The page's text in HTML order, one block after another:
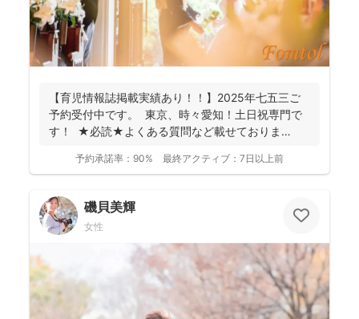
【育児情報誌掲載実績あり！！】2025年七五三ご
予約受付中です。 東京、時々愛知！土日祝専門で
す！ ★必読★よくある質問など載せておりま
予約承諾率： 90% 最終アクティブ： 7日以上前
磯貝美輝
女性